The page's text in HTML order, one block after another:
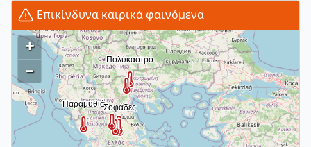
Επικίνδυνα καιρικά φαινόμενα
+
–